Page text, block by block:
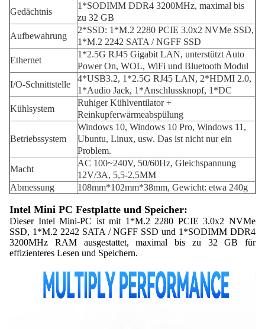
Gedächtnis
1*SODIMM DDR4 3200MHz, maximal bis
zu 32 GB
Aufbewahrung
2*SSD: 1*M.2 2280 PCIE 3.0x2 NVMe SSD,
1*M.2 2242 SATA / NGFF SSD
Ethernet
1*2.5G RJ45 Gigabit LAN, unterstützt Auto
Power On, WOL, WiFi und Bluetooth Modul
I/O-Schnittstelle
4*USB3.2, 1*2.5G RJ45 LAN, 2*HDMI 2.0,
1*Audio Jack, 1*Anschlussknopf, 1*DC
Kühlsystem
Ruhiger Kühlventilator +
Reinkupferwärmeabspülung
Betriebssystem
Windows 10, Windows 10 Pro, Windows 11,
Ubuntu, Linux, usw. Das ist nicht nur ein
Problem.
Macht
AC 100~240V, 50/60Hz, Gleichspannung
12V/3A, 5,5-2,5MM
Abmessung
108mm*102mm*38mm, Gewicht: etwa 240g
Intel Mini PC Festplatte und Speicher:
Dieser Intel Mini-PC ist mit 1*M.2 2280 PCIE 3.0x2 NVMe
SSD, 1*M.2 2242 SATA / NGFF SSD und 1*SODIMM DDR4
3200MHz RAM ausgestattet, maximal bis zu 32 GB für
effizienteres Lesen und Speichern.